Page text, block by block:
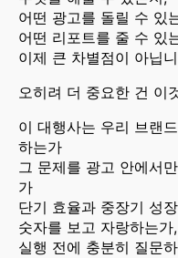
어떤 광고를 돌릴 수 있
어떤 리포트를 줄 수 있
이제 큰 차별점이 아닙
오히려 더 중요한 건 이
이 대행사는 우리 브랜
하는가
그 문제를 광고 안에서
가
단기 효율과 중장기 성
숫자를 보고 자랑하는
실행 전에 충분히 질문